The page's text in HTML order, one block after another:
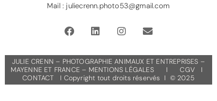
Mail : juliecrenn.photo53@gmail.com
JULIE CRENN – PHOTOGRAPHIE ANIMAUX ET ENTREPRISES –
MAYENNE ET FRANCE – MENTIONS LÉGALESI CGV I
CONTACT I Copyright tout droits réservés I © 2025